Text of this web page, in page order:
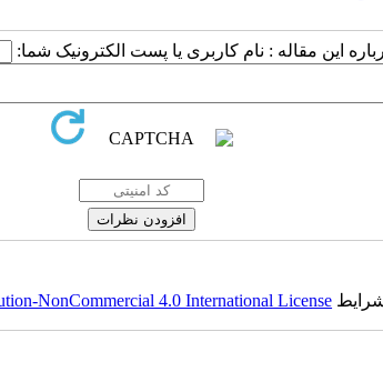
این مقاله : نام کاربری یا پست الکترونیک شما:
NonCommercial 4.0 International License